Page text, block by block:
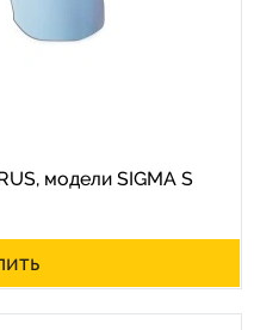
модели SIGMA S